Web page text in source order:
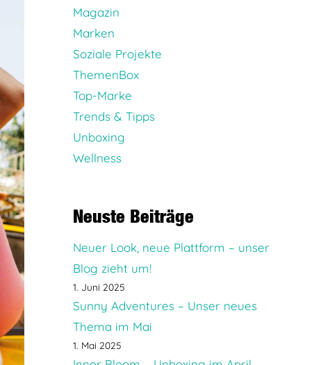
Magazin
Marken
Soziale Projekte
ThemenBox
Top-Marke
Trends & Tipps
Unboxing
Wellness
Neuste Beiträge
Neuer Look, neue Plattform – unser
Blog zieht um!
1. Juni 2025
Sunny Adventures – Unser neues
Thema im Mai
1. Mai 2025